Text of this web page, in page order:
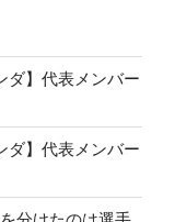
ダ】代表メンバー
ダ】代表メンバー